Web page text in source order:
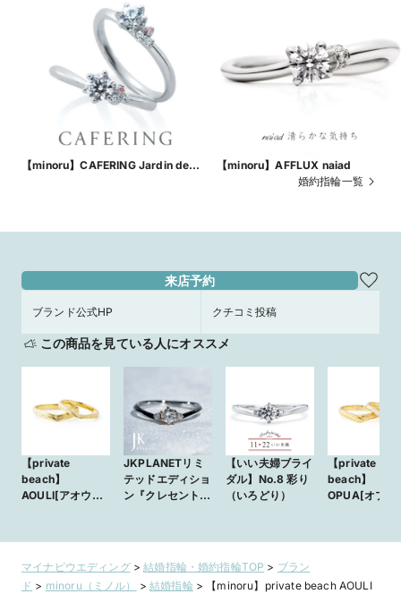
【minoru】CAFERING Jardin de
【minoru】AFFLUX naiad
婚約指輪一覧
来店予約
ブランド公式HP クチコミ投稿
この商品を見ている人にオススメ
【private
beach】
AOULI[アオウリ]
JKPLANETリミ
テッドエディショ
ン『クレセント』
ング)
【いい夫婦ブライ
ダル】No.8 彩り
（いろどり）
【private
beach】
OPUA[オプア
マイナビウエディング>結婚指輪・婚約指輪TOP > ブラン
ド > minoru（ミノル） >結婚指輪 > 【minoru】private beach AOULI